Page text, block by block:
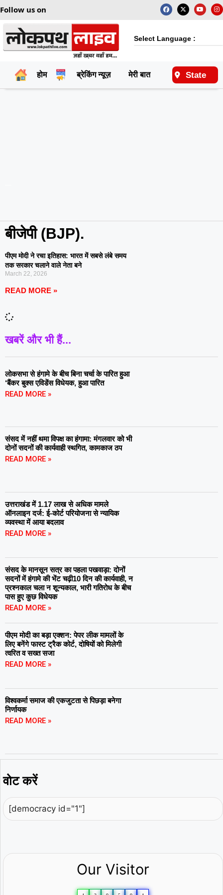
Follow us on
Select Language :
होम ब्रेकिंग न्यूज़ मेरी बात राष्ट्रीय
State
बीजेपी (BJP).
पीएम मोदी ने रचा इतिहास: भारत में सबसे लंबे समय
तक सरकार चलाने वाले नेता बने
March 22, 2026
READ MORE »
खबरें और भी हैं...
लोकसभा से हंगामे के बीच बिना चर्चा के पारित हुआ
‘बैंकर बुक्स एविडेंस विधेयक, हुआ पारित
READ MORE »
संसद में नहीं थमा विपक्ष का हंगामा: मंगलवार को भी
दोनों सदनों की कार्यवाही स्थगित, कामकाज ठप
READ MORE »
उत्तराखंड में 1.17 लाख से अधिक मामले
ऑनलाइन दर्ज: ई-कोर्ट परियोजना से न्यायिक
व्यवस्था में आया बदलाव
READ MORE »
संसद के मानसून सत्र का पहला पखवाड़ा: दोनों
सदनों में हंगामे की भेंट चढ़ी10 दिन की कार्यवाही, न
प्रश्नकाल चला न शून्यकाल, भारी गतिरोध के बीच
पास हुए कुछ विधेयक
READ MORE »
पीएम मोदी का बड़ा एक्शन: पेपर लीक मामलों के
लिए बनेंगे फास्ट ट्रैक कोर्ट, दोषियों को मिलेगी
त्वरित व सख्त सजा
READ MORE »
विश्वकर्मा समाज की एकजुटता से पिछड़ा बनेगा
निर्णायक
READ MORE »
वोट करें
[democracy id="1"]
Our Visitor